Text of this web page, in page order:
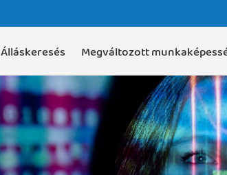
Álláskeresés Megváltozott